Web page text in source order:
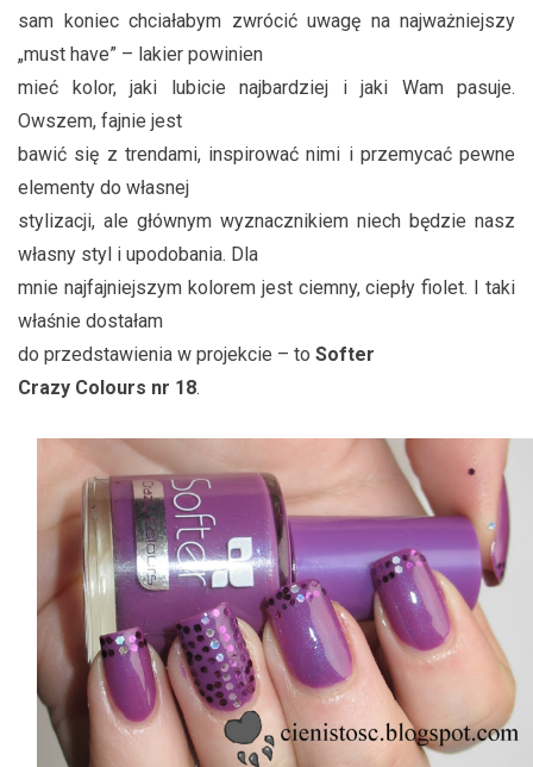
sam koniec chciałabym zwrócić uwagę na najważniejszy
„must have” – lakier powinien
mieć kolor, jaki lubicie najbardziej i jaki Wam pasuje.
Owszem, fajnie jest
bawić się z trendami, inspirować nimi i przemycać pewne
elementy do własnej
stylizacji, ale głównym wyznacznikiem niech będzie nasz
własny styl i upodobania. Dla
mnie najfajniejszym kolorem jest ciemny, ciepły fiolet. I taki
właśnie dostałam
do przedstawienia w projekcie – to Softer
Crazy Colours nr 18.